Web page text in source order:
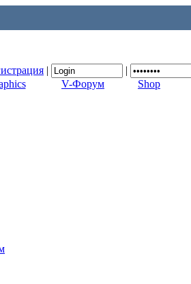
| |
V-Форум Shop